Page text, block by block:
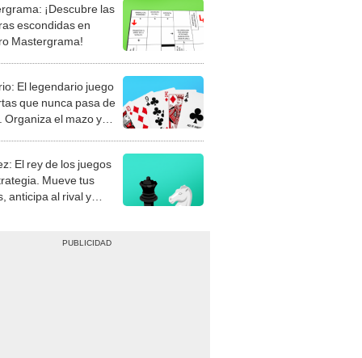
¡Descubre las
escondidas en
Mastergrama!
El legendario juego
que nunca pasa de
Organiza el mazo y
El rey de los juegos
Mueve tus
anticipa al rival y